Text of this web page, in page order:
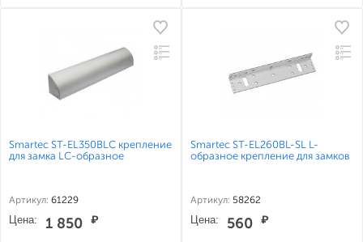
Smartec ST-EL350BLC крепление
для замка LC-образное
Артикул: 61229
Цена: 1 850 ₽
Smartec ST-EL260BL-SL L-
образное крепление для замков
Артикул: 58262
Цена: 560 ₽